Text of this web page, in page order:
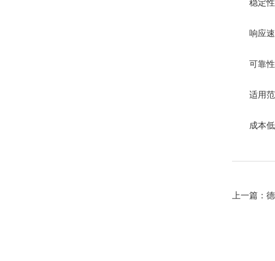
稳定性
响应速
可靠性
适用范围
成本低：
上一篇：